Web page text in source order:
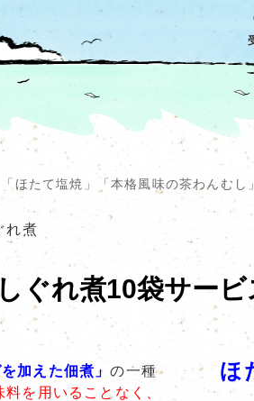
ほたて塩焼」「本格風味の茶わんむ
れ煮
ぐれ煮10袋サー
ほ
を加えた佃煮」の一種
料を用いることなく、